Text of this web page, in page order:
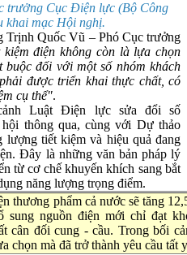
trưởng Cục Điện lực (Bộ Công
khai mạc Hội nghị.
Trịnh Quốc Vũ – Phó Cục trưởng
kiệm điện không còn là lựa chọn
buộc đối với một số nhóm khách
được triển khai thực chất, có
cụ thể".
Luật Điện lực sửa đổi số
thông qua, cùng với Dự thảo
tiết kiệm và hiệu quả đang
Đây là những văn bản pháp lý
từ cơ chế khuyến khích sang bắt
năng lượng trọng điểm.
thương phẩm cả nước sẽ tăng
nguồn điện mới chỉ đạt
cân đối cung - cầu. Trong bối
chọn mà đã trở thành yêu cầu tất